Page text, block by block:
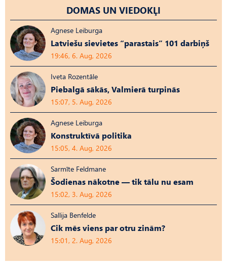
DOMAS UN VIEDOKĻI
Agnese Leiburga
Latviešu sievietes “parastais” 101 darbiņš
19:46, 6. Aug, 2026
Iveta Rozentāle
Piebalgā sākās, Valmierā turpinās
15:07, 5. Aug, 2026
Agnese Leiburga
Konstruktīvā politika
15:05, 4. Aug, 2026
Sarmīte Feldmane
Šodienas nākotne — tik tālu nu esam
15:02, 3. Aug, 2026
Sallija Benfelde
Cik mēs viens par otru zinām?
15:01, 2. Aug, 2026